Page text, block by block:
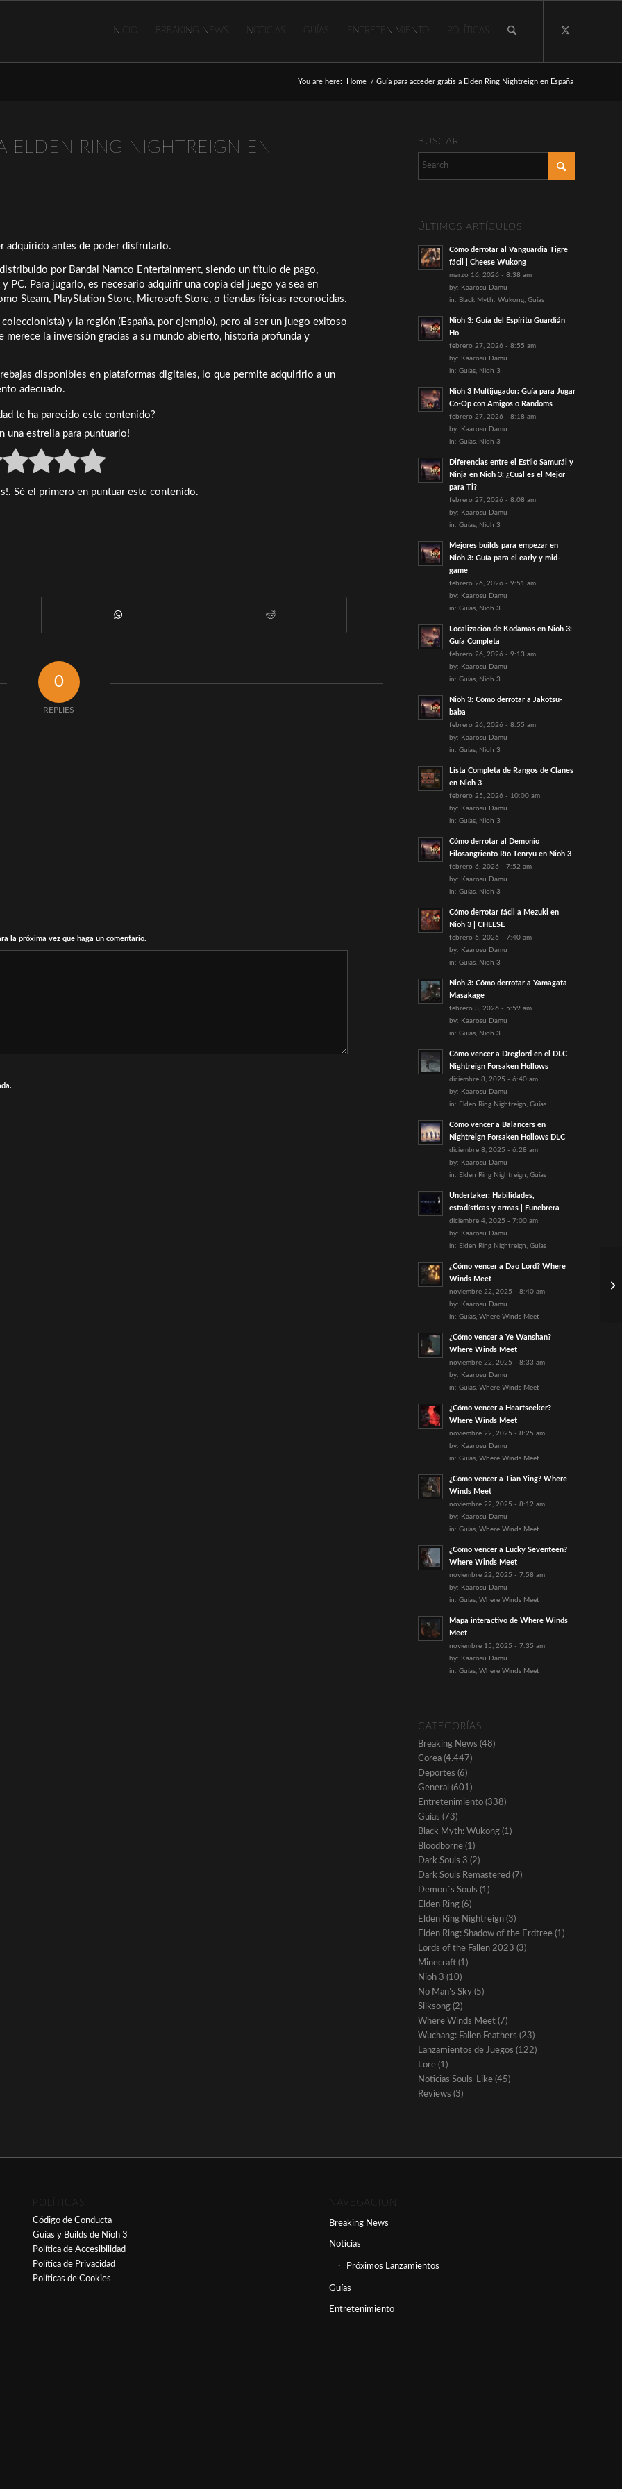
INICIO BREAKING NEWS NOTICIAS GUÍAS ENTRETENIMIENTO POLÍTICAS
You are here: Home / Guía para acceder gratis a Elden Ring Nightreign en España
ELDEN RING NIGHTREIGN EN
adquirido antes de poder disfrutarlo.
por Bandai Namco Entertainment, siendo un título de pago,
PC. Para jugarlo, es necesario adquirir una copia del juego ya sea en
Steam, PlayStation Store, Microsoft Store, o tiendas físicas reconocidas.
y la región (España, por ejemplo), pero al ser un juego exitoso
merece la inversión gracias a su mundo abierto, historia profunda y
disponibles en plataformas digitales, lo que permite adquirirlo a un
adecuado.
te ha parecido este contenido?
una estrella para puntuarlo!
Sé el primero en puntuar este contenido.
0
REPLIES
la próxima vez que haga un comentario.
BUSCAR
ÚLTIMOS ARTÍCULOS
Cómo derrotar al Vanguardia Tigre
fácil | Cheese Wukong
marzo 16, 2026 - 8:38 am
by: Kaarosu Damu
in: Black Myth: Wukong, Guías
Nioh 3: Guía del Espíritu Guardián
Ho
febrero 27, 2026 - 8:55 am
by: Kaarosu Damu
in: Guías, Nioh 3
Nioh 3 Multijugador: Guía para Jugar
Co-Op con Amigos o Randoms
febrero 27, 2026 - 8:18 am
by: Kaarosu Damu
in: Guías, Nioh 3
Diferencias entre el Estilo Samurái y
Ninja en Nioh 3: ¿Cuál es el Mejor
para Ti?
febrero 27, 2026 - 8:08 am
by: Kaarosu Damu
in: Guías, Nioh 3
Mejores builds para empezar en
Nioh 3: Guía para el early y mid-
game
febrero 26, 2026 - 9:51 am
by: Kaarosu Damu
in: Guías, Nioh 3
Localización de Kodamas en Nioh 3:
Guía Completa
febrero 26, 2026 - 9:13 am
by: Kaarosu Damu
in: Guías, Nioh 3
Nioh 3: Cómo derrotar a Jakotsu-
baba
febrero 26, 2026 - 8:55 am
by: Kaarosu Damu
in: Guías, Nioh 3
Lista Completa de Rangos de Clanes
en Nioh 3
febrero 25, 2026 - 10:00 am
by: Kaarosu Damu
in: Guías, Nioh 3
Cómo derrotar al Demonio
Filosangriento Río Tenryu en Nioh 3
febrero 6, 2026 - 7:52 am
by: Kaarosu Damu
in: Guías, Nioh 3
Cómo derrotar fácil a Mezuki en
Nioh 3 | CHEESE
febrero 6, 2026 - 7:40 am
by: Kaarosu Damu
in: Guías, Nioh 3
Nioh 3: Cómo derrotar a Yamagata
Masakage
febrero 3, 2026 - 5:59 am
by: Kaarosu Damu
in: Guías, Nioh 3
Cómo vencer a Dreglord en el DLC
Nightreign Forsaken Hollows
diciembre 8, 2025 - 6:40 am
by: Kaarosu Damu
in: Elden Ring Nightreign, Guías
Cómo vencer a Balancers en
Nightreign Forsaken Hollows DLC
diciembre 8, 2025 - 6:28 am
by: Kaarosu Damu
in: Elden Ring Nightreign, Guías
Undertaker: Habilidades,
estadísticas y armas | Funebrera
diciembre 4, 2025 - 7:00 am
by: Kaarosu Damu
in: Elden Ring Nightreign, Guías
¿Cómo vencer a Dao Lord? Where
Winds Meet
noviembre 22, 2025 - 8:40 am
by: Kaarosu Damu
in: Guías, Where Winds Meet
¿Cómo vencer a Ye Wanshan?
Where Winds Meet
noviembre 22, 2025 - 8:33 am
by: Kaarosu Damu
in: Guías, Where Winds Meet
¿Cómo vencer a Heartseeker?
Where Winds Meet
noviembre 22, 2025 - 8:25 am
by: Kaarosu Damu
in: Guías, Where Winds Meet
¿Cómo vencer a Tian Ying? Where
Winds Meet
noviembre 22, 2025 - 8:12 am
by: Kaarosu Damu
in: Guías, Where Winds Meet
¿Cómo vencer a Lucky Seventeen?
Where Winds Meet
noviembre 22, 2025 - 7:58 am
by: Kaarosu Damu
in: Guías, Where Winds Meet
Mapa interactivo de Where Winds
Meet
noviembre 15, 2025 - 7:35 am
by: Kaarosu Damu
in: Guías, Where Winds Meet
CATEGORÍAS
Breaking News (48)
Corea(4.447)
Deportes (6)
General (601)
Entretenimiento(338)
Guías (73)
Black Myth: Wukong(1)
Bloodborne(1)
Dark Souls 3 (2)
Dark Souls Remastered (7)
Demon´s Souls (1)
Elden Ring(6)
Elden Ring Nightreign(3)
Elden Ring: Shadow of the Erdtree(1)
Lords of the Fallen 2023 (3)
Minecraft(1)
Nioh 3 (10)
No Man’s Sky(5)
Silksong(2)
Where Winds Meet(7)
Wuchang: Fallen Feathers (23)
Lanzamientos de Juegos (122)
Lore(1)
Noticias Souls-Like(45)
Reviews (3)
POLÍTICAS
Código de Conducta
Guías y Builds de Nioh 3
Política de Accesibilidad
Política de Privacidad
Políticas de Cookies
NAVEGACIÓN
Breaking News
Noticias
Próximos Lanzamientos
Guías
Entretenimiento